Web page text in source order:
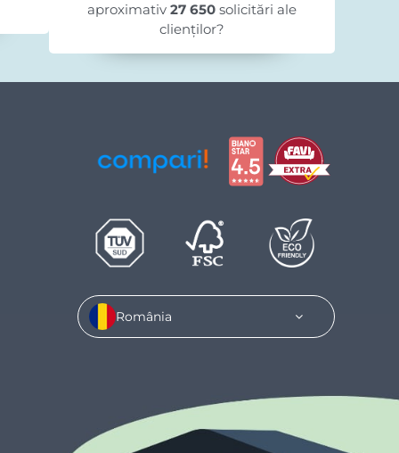
aproximativ27 650solicitări ale
clienților?
România